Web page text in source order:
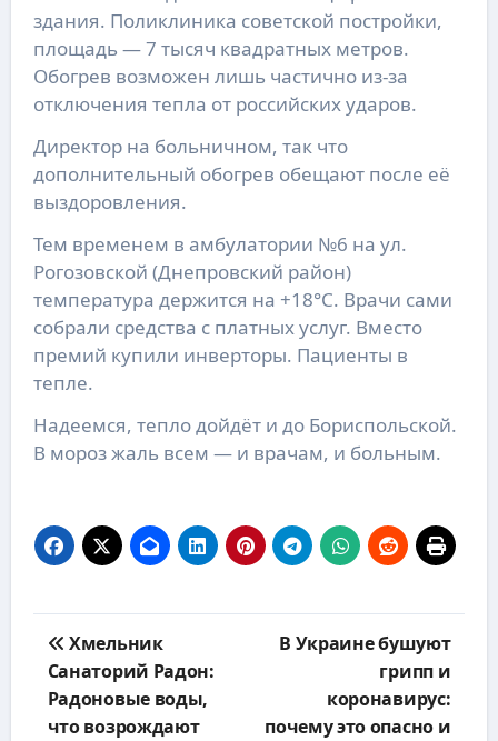
здания. Поликлиника советской постройки,
площадь — 7 тысяч квадратных метров.
Обогрев возможен лишь частично из-за
отключения тепла от российских ударов.
Директор на больничном, так что
дополнительный обогрев обещают после её
выздоровления.
Тем временем в амбулатории №6 на ул.
Рогозовской (Днепровский район)
температура держится на +18°C. Врачи сами
собрали средства с платных услуг. Вместо
премий купили инверторы. Пациенты в
тепле.
Надеемся, тепло дойдёт и до Бориспольской.
В мороз жаль всем — и врачам, и больным.
по
записям
Хмельник
Санаторий Радон:
Радоновые воды,
что возрождают
В Украине бушуют
грипп и
коронавирус:
почему это опасно и